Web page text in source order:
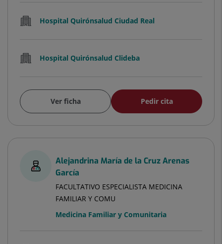
Hospital Quirónsalud Ciudad Real
Hospital Quirónsalud Clideba
Ver ficha Pedir cita
Alejandrina María de la Cruz Arenas
García
FACULTATIVO ESPECIALISTA MEDICINA
FAMILIAR Y COMU
Medicina Familiar y Comunitaria